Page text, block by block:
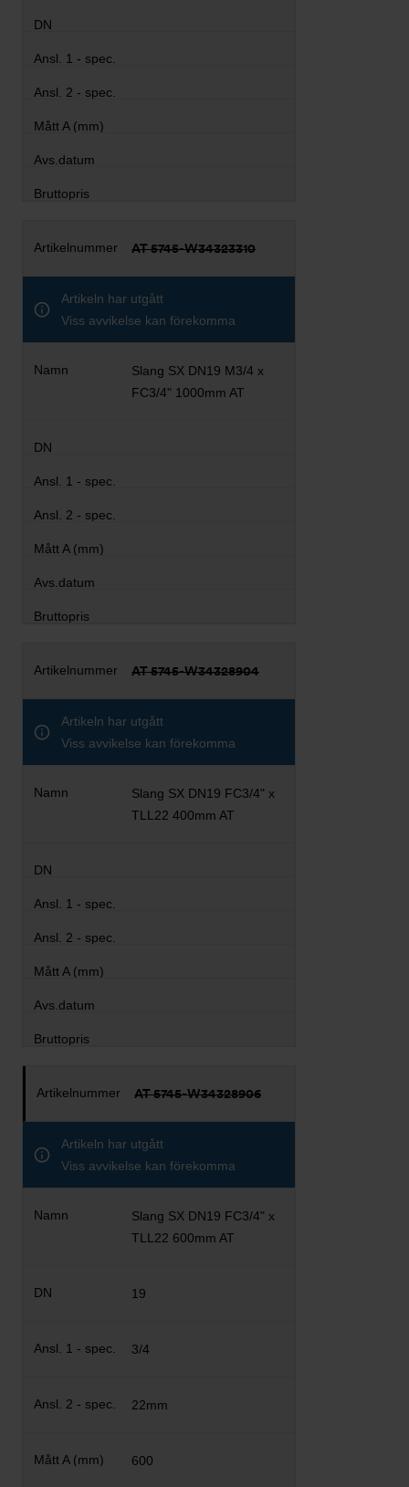
AT 5745-W34323310
Artikeln har utgått
Viss avvikelse kan förekomma
Slang SX DN19 M3/4 x
FC3/4" 1000mm AT
AT 5745-W34328904
Artikeln har utgått
Viss avvikelse kan förekomma
Slang SX DN19 FC3/4" x
TLL22 400mm AT
AT 5745-W34328906
Artikeln har utgått
Viss avvikelse kan förekomma
Slang SX DN19 FC3/4" x
TLL22 600mm AT
19
3/4
22mm
600